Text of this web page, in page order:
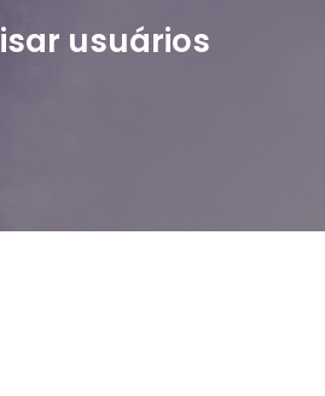
usuários